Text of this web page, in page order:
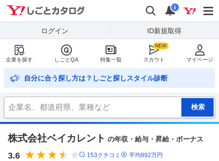
検索
通知
i
ログイン ID新規取得
企業を探す しごとQA 特集一覧 スカウト マイページ
自分に合う探し方は？しごと探しスタイル診断
株式会社ベイカレント の年収・給与・昇給・ボーナス
3.6 153クチコミ 平均892万円